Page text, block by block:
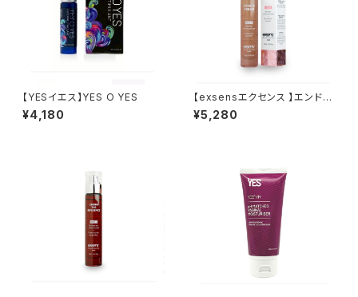
【YESイエス】YES O YES
¥4,180
【exsensエクセンス 】エンドル
フィンブースター ANGEL'S DR
EAM
¥5,280